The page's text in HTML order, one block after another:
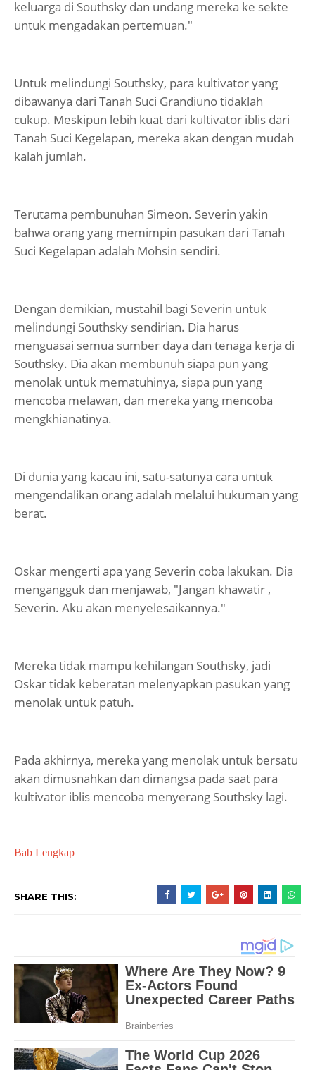
keluarga di Southsky dan undang mereka ke sekte
untuk mengadakan pertemuan."
Untuk melindungi Southsky, para kultivator yang
dibawanya dari Tanah Suci Grandiuno tidaklah
cukup. Meskipun lebih kuat dari kultivator iblis dari
Tanah Suci Kegelapan, mereka akan dengan mudah
kalah jumlah.
Terutama pembunuhan Simeon. Severin yakin
bahwa orang yang memimpin pasukan dari Tanah
Suci Kegelapan adalah Mohsin sendiri.
Dengan demikian, mustahil bagi Severin untuk
melindungi Southsky sendirian. Dia harus
menguasai semua sumber daya dan tenaga kerja di
Southsky. Dia akan membunuh siapa pun yang
menolak untuk mematuhinya, siapa pun yang
mencoba melawan, dan mereka yang mencoba
mengkhianatinya.
Di dunia yang kacau ini, satu-satunya cara untuk
mengendalikan orang adalah melalui hukuman yang
berat.
Oskar mengerti apa yang Severin coba lakukan. Dia
mengangguk dan menjawab, "Jangan khawatir ,
Severin. Aku akan menyelesaikannya."
Mereka tidak mampu kehilangan Southsky, jadi
Oskar tidak keberatan melenyapkan pasukan yang
menolak untuk patuh.
Pada akhirnya, mereka yang menolak untuk bersatu
akan dimusnahkan dan dimangsa pada saat para
kultivator iblis mencoba menyerang Southsky lagi.
Bab Lengkap
SHARE THIS: